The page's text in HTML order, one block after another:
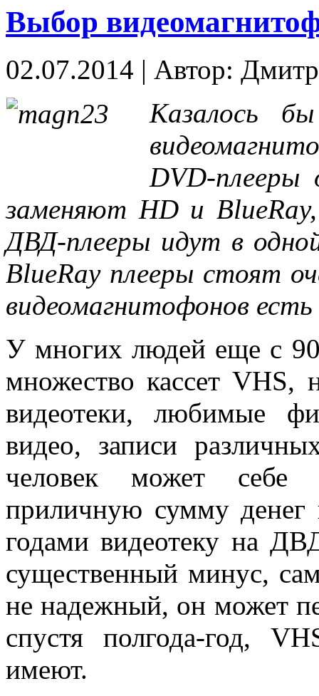
Выбор
02.07.2014 | Автор:
Казалось
DVD-
заменяют HD и
ДВД-плееры идут в
BlueRay плееры стоят
видеомагнитофонов
У многих людей еще с
множество кассет VHS,
видеотеки, любимые
видео, записи
человек может себе
приличную сумму денег
годами видеотеку на
существенный минус,
не надежный, он может
спустя полгода-год,
имеют.